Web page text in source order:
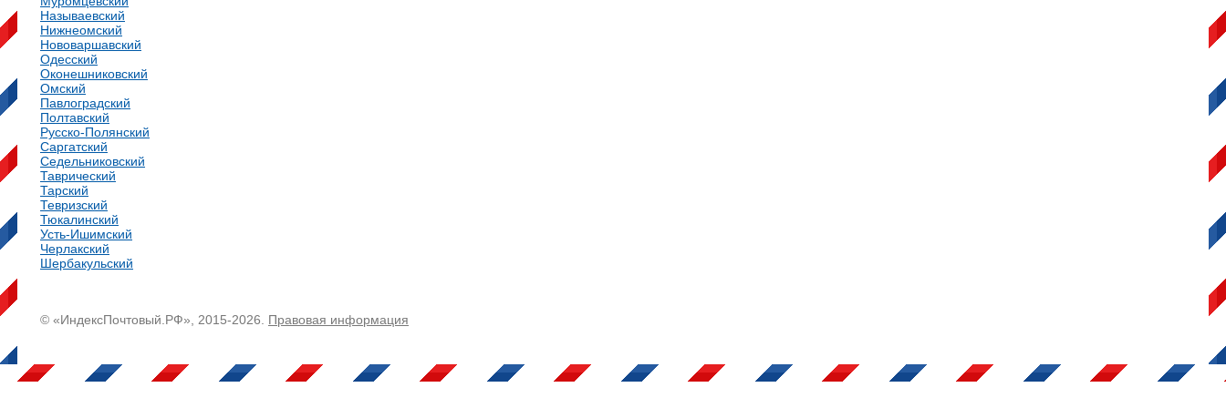
Называевский
Нижнеомский
Нововаршавский
Одесский
Оконешниковский
Омский
Павлоградский
Полтавский
Русско-Полянский
Саргатский
Седельниковский
Таврический
Тарский
Тевризский
Тюкалинский
Усть-Ишимский
Черлакский
Шербакульский
© «ИндексПочтовый.РФ», 2015-2026. Правовая информация